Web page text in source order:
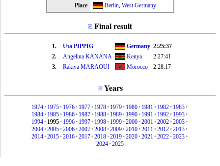
Place
Berlin, West Germany
Final result
1. Uta PIPPIG Germany 2:25:37
2.
Angelina KANANA Kenya
2:27:41
3.
Rakiya MARAOUI Morocco 2:28:17
Years
1974• 1975• 1976• 1977• 1978• 1979• 1980• 1981• 1982• 1983•
1984• 1985• 1986• 1987• 1988• 1989• 1990• 1991• 1992• 1993•
1994• 1995• 1996• 1997• 1998• 1999•2000•2001•2002•2003•
2004•2005•2006•2007•2008•2009•2010•2011•2012•2013•
2014•2015•2016•2017•2018•2019•2020•2021•2022•2023•
2024•2025